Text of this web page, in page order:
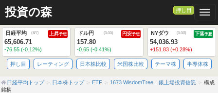
投資の森 押し目
日経平均 (8/7) 上昇予想
65,606.71
-76.55 (-0.12%)
ドル円 (5:55) 円安予想
157.80
-0.65 (-0.41%)
NYダウ (5:50) 下落予想
54,036.93
+151.83 (+0.28%)
押し目 レーティング 日本株比較 米国株比較 テーマ株 半導体株
日経平均トップ 日本株トップ ETF 1673 WisdomTree 銀上場投資信託
構成
銘柄